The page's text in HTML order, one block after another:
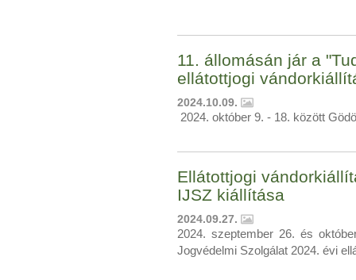
11. állomásán jár a
ellátottjogi
2024.10.09.
2024. október 9. - 18. között
Ellátottjogi
IJSZ kiállítása
2024.09.27.
2024. szeptember 26. és
Jogvédelmi Szolgálat 2024. évi